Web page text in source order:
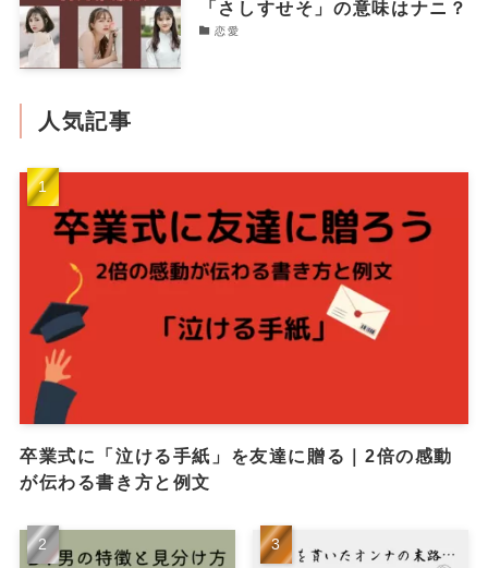
「さしすせそ」の意味はナニ？
恋愛
人気記事
卒業式に「泣ける手紙」を友達に贈る｜2倍の感動
が伝わる書き方と例文